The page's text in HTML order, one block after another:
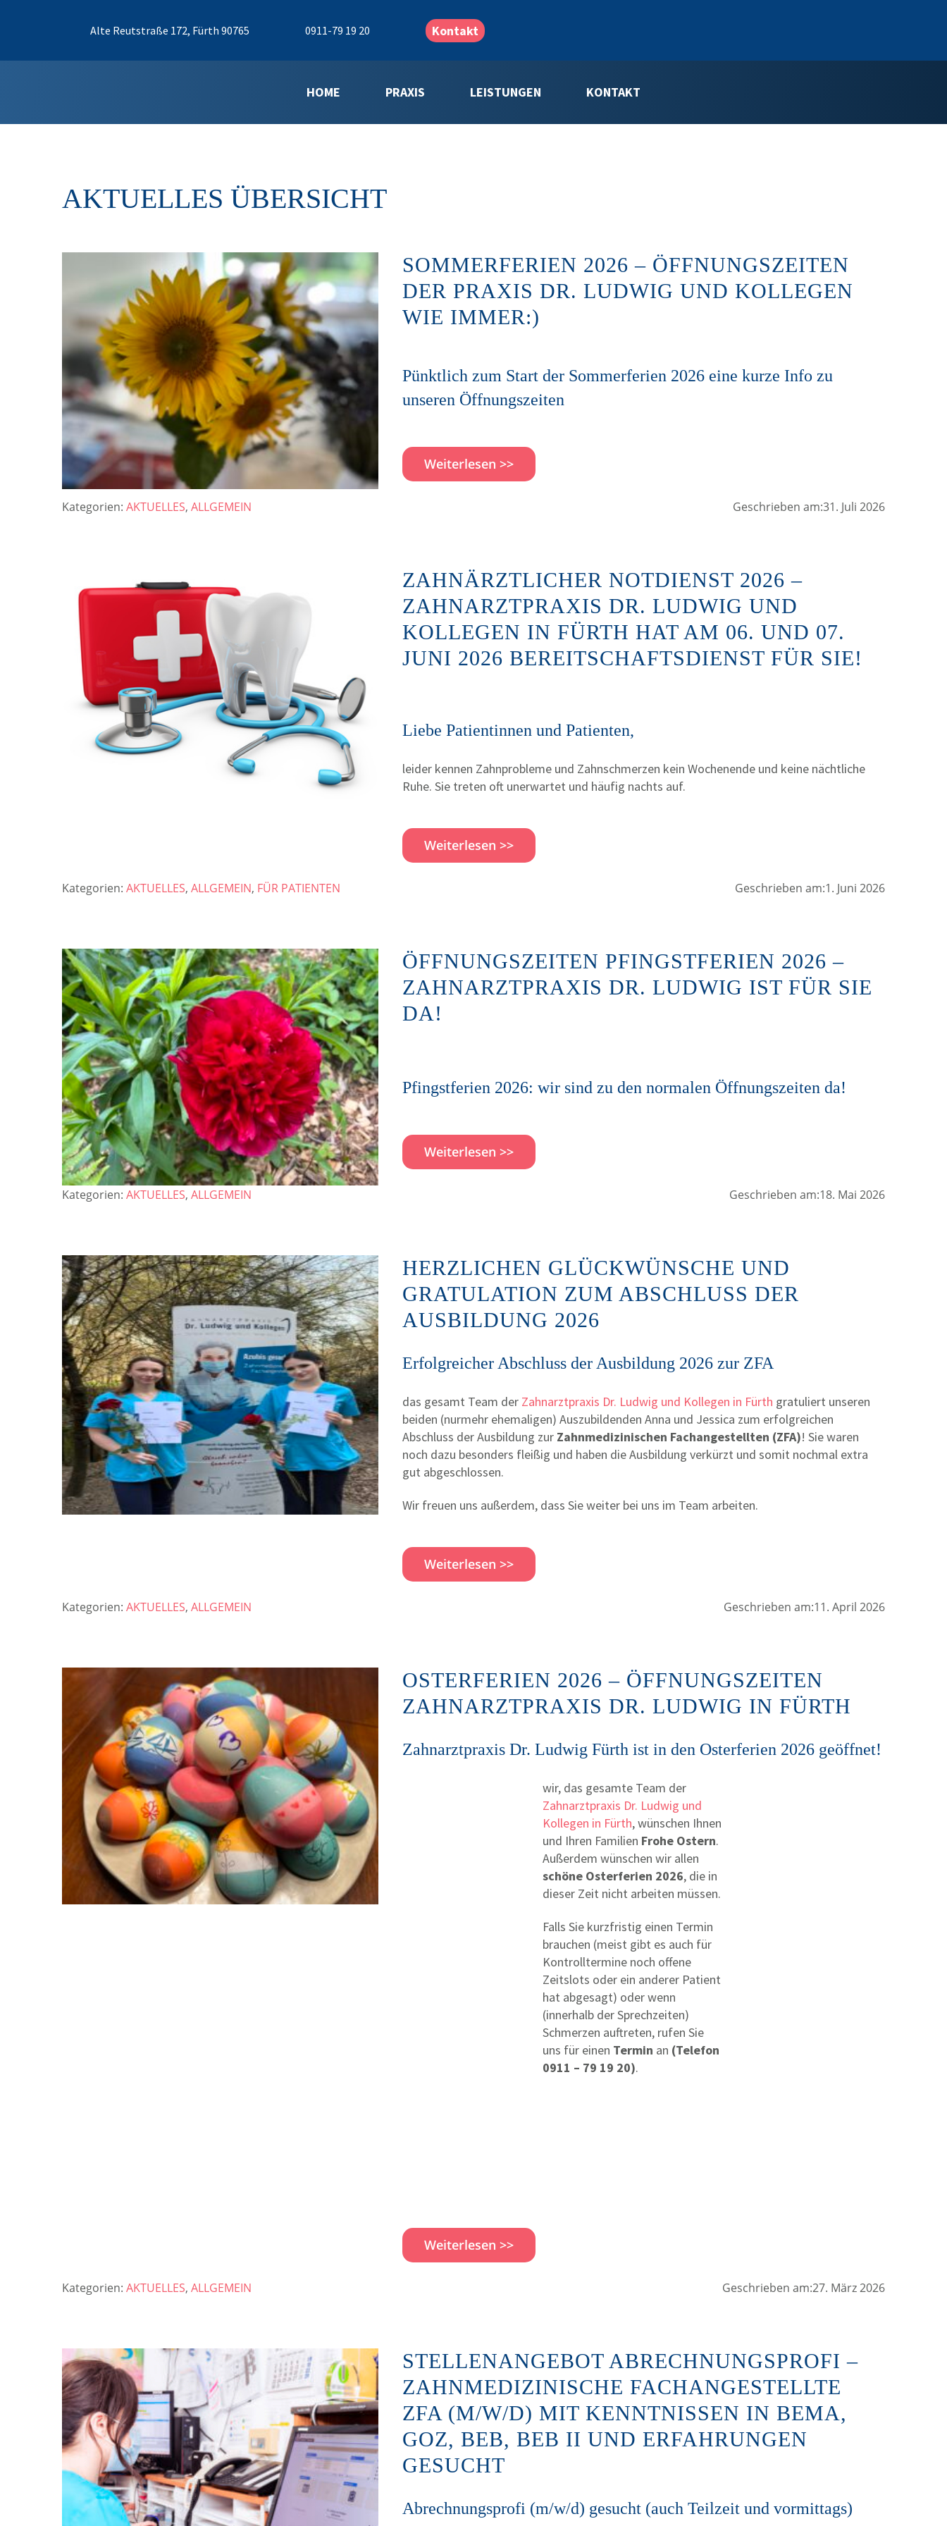
Alte Reutstraße 172, Fürth 90765 0911-79 19 20 Kontakt
HOME PRAXIS LEISTUNGEN KONTAKT
AKTUELLES ÜBERSICHT
SOMMERFERIEN 2026 – ÖFFNUNGSZEITEN
DER PRAXIS DR. LUDWIG UND KOLLEGEN
WIE IMMER:)
Pünktlich zum Start der Sommerferien 2026 eine kurze Info zu
unseren Öffnungszeiten
Weiterlesen >>
Kategorien: AKTUELLES, ALLGEMEIN Geschrieben am:31. Juli 2026
ZAHNÄRZTLICHER NOTDIENST 2026 –
ZAHNARZTPRAXIS DR. LUDWIG UND
KOLLEGEN IN FÜRTH HAT AM 06. UND 07.
JUNI 2026 BEREITSCHAFTSDIENST FÜR SIE!
Liebe Patientinnen und Patienten,
leider kennen Zahnprobleme und Zahnschmerzen kein Wochenende und keine nächtliche
Ruhe. Sie treten oft unerwartet und häufig nachts auf.
Weiterlesen >>
Kategorien: AKTUELLES, ALLGEMEIN, FÜR PATIENTEN Geschrieben am:1. Juni 2026
ÖFFNUNGSZEITEN PFINGSTFERIEN 2026 –
ZAHNARZTPRAXIS DR. LUDWIG IST FÜR SIE
DA!
Pfingstferien 2026: wir sind zu den normalen Öffnungszeiten da!
Weiterlesen >>
Kategorien: AKTUELLES, ALLGEMEIN Geschrieben am:18. Mai 2026
HERZLICHEN GLÜCKWÜNSCHE UND
GRATULATION ZUM ABSCHLUSS DER
AUSBILDUNG 2026
Erfolgreicher Abschluss der Ausbildung 2026 zur ZFA
das gesamt Team der Zahnarztpraxis Dr. Ludwig und Kollegen in Fürth gratuliert unseren
beiden (nurmehr ehemaligen) Auszubildenden Anna und Jessica zum erfolgreichen
Abschluss der Ausbildung zur Zahnmedizinischen Fachangestellten (ZFA)! Sie waren
noch dazu besonders fleißig und haben die Ausbildung verkürzt und somit nochmal extra
gut abgeschlossen.
Wir freuen uns außerdem, dass Sie weiter bei uns im Team arbeiten.
Weiterlesen >>
Kategorien: AKTUELLES, ALLGEMEIN Geschrieben am:11. April 2026
OSTERFERIEN 2026 – ÖFFNUNGSZEITEN
ZAHNARZTPRAXIS DR. LUDWIG IN FÜRTH
Zahnarztpraxis Dr. Ludwig Fürth ist in den Osterferien 2026 geöffnet!
wir, das gesamte Team der
Zahnarztpraxis Dr. Ludwig und
Kollegen in Fürth, wünschen Ihnen
und Ihren Familien Frohe Ostern.
Außerdem wünschen wir allen
schöne Osterferien 2026, die in
dieser Zeit nicht arbeiten müssen.
Falls Sie kurzfristig einen Termin
brauchen (meist gibt es auch für
Kontrolltermine noch offene
Zeitslots oder ein anderer Patient
hat abgesagt) oder wenn
(innerhalb der Sprechzeiten)
Schmerzen auftreten, rufen Sie
uns für einen Termin an (Telefon
0911 – 79 19 20).
Weiterlesen >>
Kategorien: AKTUELLES, ALLGEMEIN Geschrieben am:27. März 2026
STELLENANGEBOT ABRECHNUNGSPROFI –
ZAHNMEDIZINISCHE FACHANGESTELLTE
ZFA (M/W/D) MIT KENNTNISSEN IN BEMA,
GOZ, BEB, BEB II UND ERFAHRUNGEN
GESUCHT
Abrechnungsprofi (m/w/d) gesucht (auch Teilzeit und vormittags)